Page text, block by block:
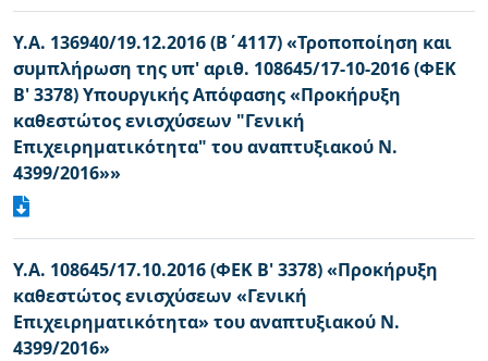
Υ.Α. 136940/19.12.2016 (Β΄4117) «Τροποποίηση και
συμπλήρωση της υπ' αριθ. 108645/17-10-2016 (ΦΕΚ
Β' 3378) Υπουργικής Απόφασης «Προκήρυξη
καθεστώτος ενισχύσεων "Γενική
Επιχειρηματικότητα" του αναπτυξιακού N.
4399/2016»»
Υ.Α. 108645/17.10.2016 (ΦΕΚ Β' 3378) «Προκήρυξη
καθεστώτος ενισχύσεων «Γενική
Επιχειρηματικότητα» του αναπτυξιακού N.
4399/2016»